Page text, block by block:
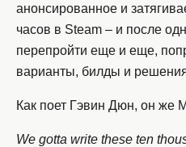
анонсированное и
часов в Steam – и после
перепройти еще и еще,
варианты, билды и решения
Как поет Гэвин Дюн, он же
We gotta write these ten